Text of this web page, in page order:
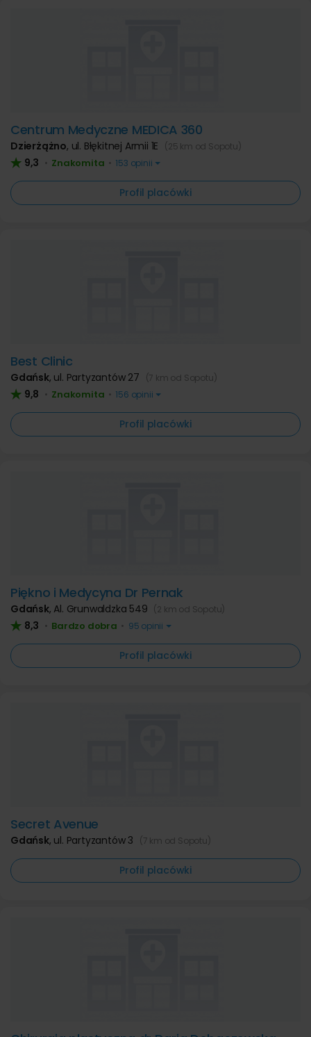
Centrum Medyczne MEDICA 360
Dzierżążno, ul. Błękitnej Armii 1E (25 km od Sopotu)
9,3 • Znakomita • 153 opinii
Profil placówki
Best Clinic
Gdańsk, ul. Partyzantów 27 (7 km od Sopotu)
9,8 • Znakomita • 156 opinii
Profil placówki
Piękno i Medycyna Dr Pernak
Gdańsk, Al. Grunwaldzka 549 (2 km od Sopotu)
8,3 • Bardzo dobra • 95 opinii
Profil placówki
Secret Avenue
Gdańsk, ul. Partyzantów 3 (7 km od Sopotu)
Profil placówki